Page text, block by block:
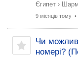
Єгипет ›
9 місяців тому
Чи
номері?